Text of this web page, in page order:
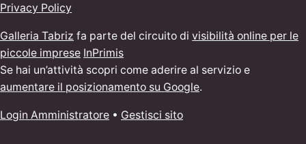
Privacy Policy
Galleria Tabriz fa parte del circuito divisibilità online per le
piccole imprese InPrimis
Se hai un’attività scopri come aderire al servizio e
aumentare il posizionamento su Google.
Login Amministratore • Gestisci sito